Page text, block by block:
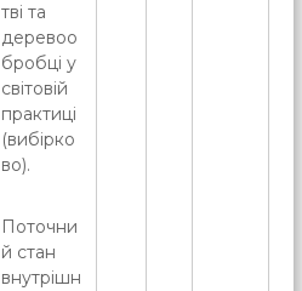
тві та
деревоо
бробці у
світовій
практиці
(вибірко
во).
Поточни
й стан
внутрішн